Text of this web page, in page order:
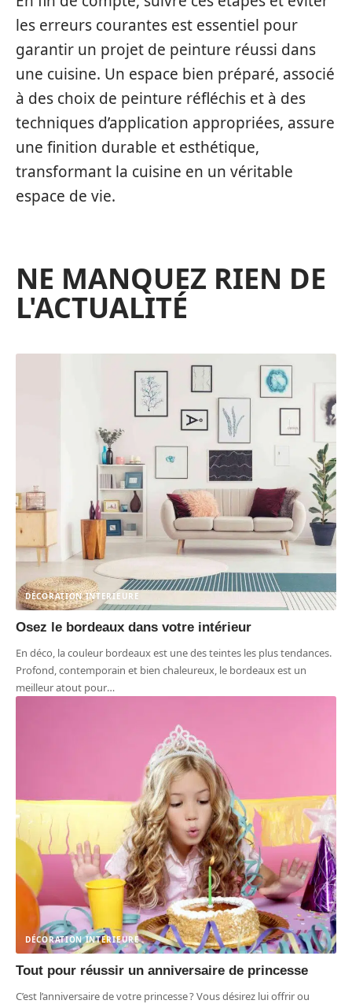
les erreurs courantes est essentiel pour
garantir un projet de peinture réussi dans
une cuisine. Un espace bien préparé, associé
à des choix de peinture réfléchis et à des
techniques d’application appropriées, assure
une finition durable et esthétique,
transformant la cuisine en un véritable
espace de vie.
NE MANQUEZ RIEN DE
L'ACTUALITÉ
DÉCORATION INTERIEURE
Osez le bordeaux dans votre intérieur
En déco, la couleur bordeaux est une des teintes les plus tendances.
Profond, contemporain et bien chaleureux, le bordeaux est un
meilleur atout pour…
DÉCORATION INTERIEURE
Tout pour réussir un anniversaire de princesse
C’est l’anniversaire de votre princesse ? Vous désirez lui offrir ou